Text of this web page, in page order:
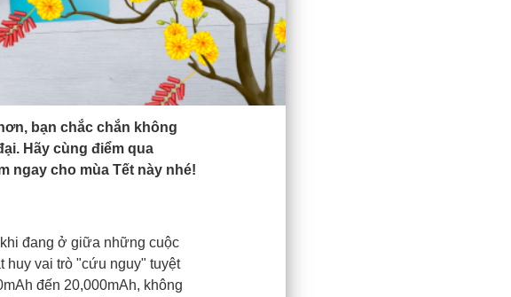
bạn chắc chắn không
Hãy cùng điểm qua
ngay cho mùa Tết này nhé!
đang ở giữa những cuộc
huy vai trò "cứu nguy" tuyệt
đến 20,000mAh, không